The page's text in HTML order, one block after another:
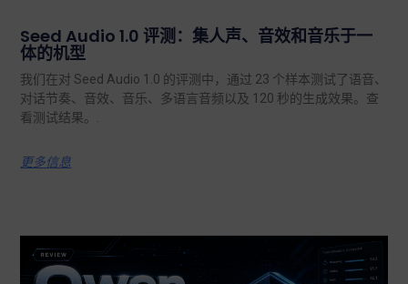
Seed Audio 1.0 评测：集人声、音效和音乐于一
体的机型
我们在对 Seed Audio 1.0 的评测中，通过 23 个样本测试了语音、
对话节奏、音效、音乐、多语言音频以及 120 秒的生成效果。查
看测试结果。.
更多信息